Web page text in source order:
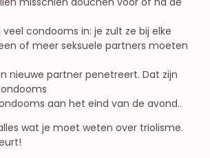
condooms in: je zult ze bij elke
of meer seksuele partners moeten
nieuwe partner penetreert. Dat zijn
aan het eind van de avond..
wat je moet weten over triolisme.